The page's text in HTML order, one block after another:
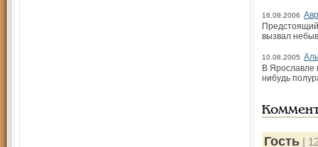
16.09.2006
вызвал
10.08.2005
В Ярославле
нибудь
Гость |